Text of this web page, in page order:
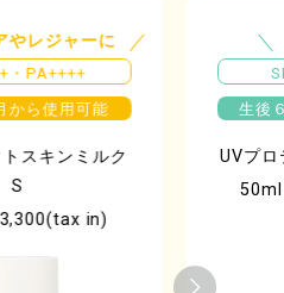
やレジャーに
・PA++++
から使用可能
スキンミルク
S
in)
生後
UVプ